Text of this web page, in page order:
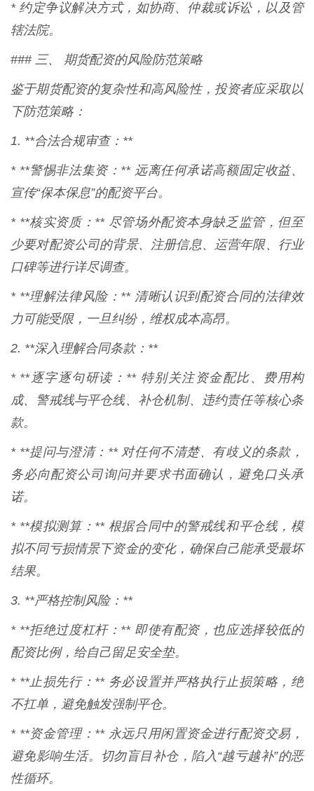
* 约定争议解决方式，如协商、仲裁或诉讼，以及管
辖法院。
### 三、 期货配资的风险防范策略
鉴于期货配资的复杂性和高风险性，投资者应采取以
下防范策略：
1. **合法合规审查：**
* **警惕非法集资：** 远离任何承诺高额固定收益、
宣传“保本保息”的配资平台。
* **核实资质：** 尽管场外配资本身缺乏监管，但至
少要对配资公司的背景、注册信息、运营年限、行业
口碑等进行详尽调查。
* **理解法律风险：** 清晰认识到配资合同的法律效
力可能受限，一旦纠纷，维权成本高昂。
2. **深入理解合同条款：**
* **逐字逐句研读：** 特别关注资金配比、费用构
成、警戒线与平仓线、补仓机制、违约责任等核心条
款。
* **提问与澄清：** 对任何不清楚、有歧义的条款，
务必向配资公司询问并要求书面确认，避免口头承
诺。
* **模拟测算：** 根据合同中的警戒线和平仓线，模
拟不同亏损情景下资金的变化，确保自己能承受最坏
结果。
3. **严格控制风险：**
* **拒绝过度杠杆：** 即使有配资，也应选择较低的
配资比例，给自己留足安全垫。
* **止损先行：** 务必设置并严格执行止损策略，绝
不扛单，避免触发强制平仓。
* **资金管理：** 永远只用闲置资金进行配资交易，
避免影响生活。切勿盲目补仓，陷入“越亏越补”的恶
性循环。